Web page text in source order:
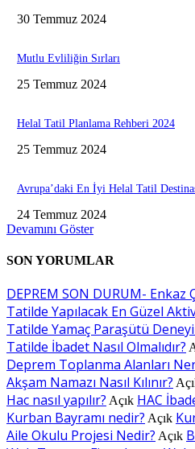
30 Temmuz 2024
Mutlu Evliliğin Sırları
25 Temmuz 2024
Helal Tatil Planlama Rehberi 2024
25 Temmuz 2024
Avrupa’daki En İyi Helal Tatil
24 Temmuz 2024
Devamını Göster
SON YORUMLAR
DEPREM SON DURUM- Enkaz
Tatilde Yapılacak En Güzel
Tatilde Yamaç Paraşütü
Tatilde İbadet Nasıl Olmalıdır?
Deprem Toplanma Alanları
Akşam Namazı Nasıl Kılınır?
Hac nasıl yapılır? Açık HAC
Kurban Bayramı nedir? Açık
Aile Okulu Projesi Nedir? Açık